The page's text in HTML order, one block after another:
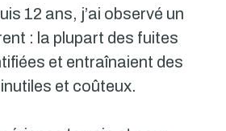
12 ans, j’ai observé un
: la plupart des fuites
et entraînaient des
et coûteux.